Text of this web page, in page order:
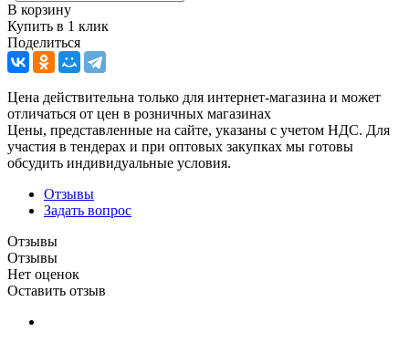
В корзину
Купить в 1 клик
Поделиться
Цена действительна только для интернет-магазина и может
отличаться от цен в розничных магазинах
Цены, представленные на сайте, указаны с учетом НДС. Для
участия в тендерах и при оптовых закупках мы готовы
обсудить индивидуальные условия.
Отзывы
Задать вопрос
Отзывы
Отзывы
Нет оценок
Оставить отзыв